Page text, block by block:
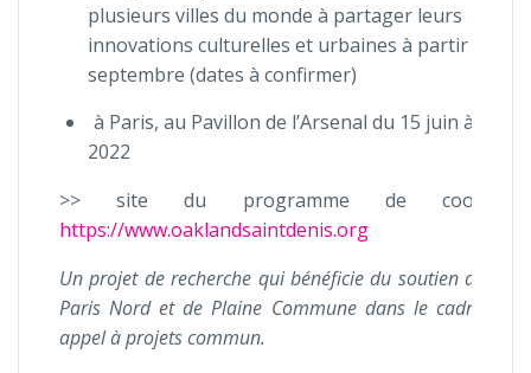
plusieurs villes du monde à partager leurs
innovations culturelles et urbaines à partir de
septembre (dates à confirmer)
à Paris, au Pavillon de l’Arsenal du 15 juin à fin
2022
>> site du programme de
https://www.oaklandsaintdenis.org
Un projet de recherche qui bénéficie du soutien de la
Paris Nord et de Plaine Commune dans le cadre de
appel à projets commun.